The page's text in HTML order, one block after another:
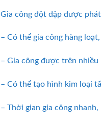
Gia công đột dập được
– Có thể gia công hàng
– Gia công được trên
– Có thể tạo hình kim loại
– Thời gian gia công